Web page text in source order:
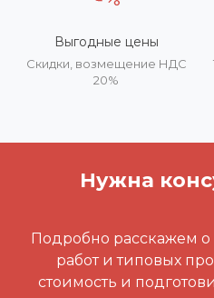
Выгодные цены
Скидки, возмещение НДС
20%
Нужна
Подробно расскажем о
работ и типовых
стоимость и